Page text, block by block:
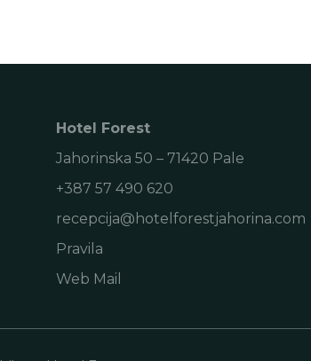
Hotel Forest
Jahorinska 50 – 71420 Pale
+387 57 490 620
recepcija@hotelforestjahorina.com
Pravila
Web Mail